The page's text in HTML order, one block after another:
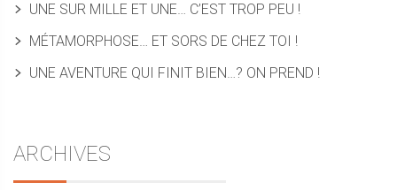
UNE SUR MILLE ET UNE… C’EST TROP PEU !
MÉTAMORPHOSE… ET SORS DE CHEZ TOI !
UNE AVENTURE QUI FINIT BIEN…? ON PREND !
ARCHIVES